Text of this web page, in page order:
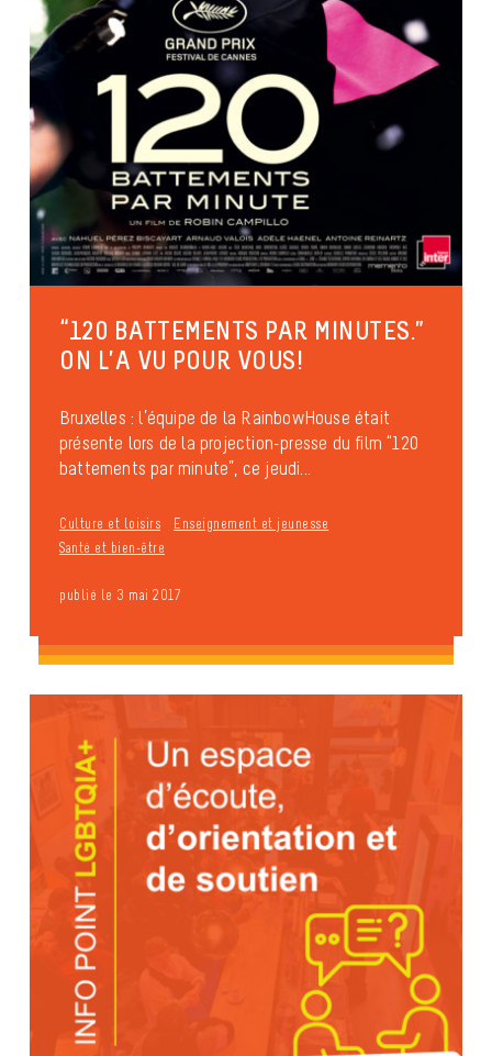
“120 BATTEMENTS PAR MINUTES.”
ON L’A VU POUR VOUS!
Bruxelles : l’équipe de la RainbowHouse était
présente lors de la projection-presse du film “120
battements par minute”, ce jeudi...
Culture et loisirs
Enseignement et jeunesse
Santé et bien-être
publié le 3 mai 2017